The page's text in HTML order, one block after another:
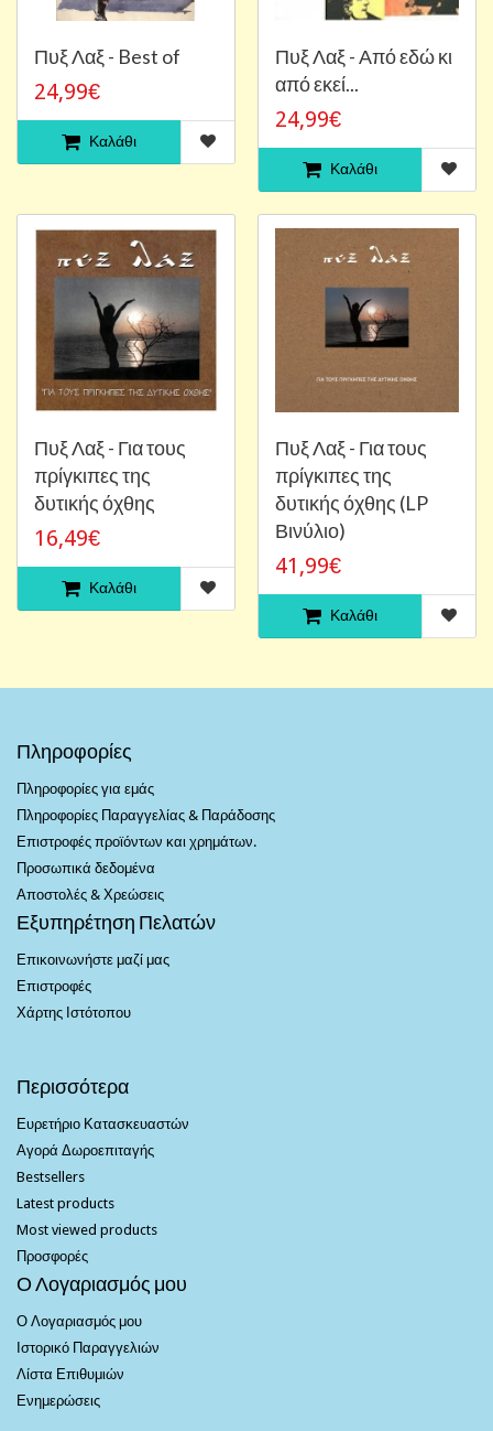
Πυξ Λαξ - Best of
24,99€
Καλάθι
Πυξ Λαξ - Από εδώ κι
από εκεί...
24,99€
Καλάθι
Πυξ Λαξ - Για τους
πρίγκιπες της
δυτικής όχθης
16,49€
Καλάθι
Πυξ Λαξ - Για τους
πρίγκιπες της
δυτικής όχθης (LP
Βινύλιο)
41,99€
Καλάθι
Πληροφορίες
Πληροφορίες για εμάς
Πληροφορίες Παραγγελίας & Παράδοσης
Επιστροφές προϊόντων και χρημάτων.
Προσωπικά δεδομένα
Αποστολές & Χρεώσεις
Εξυπηρέτηση Πελατών
Επικοινωνήστε μαζί μας
Επιστροφές
Χάρτης Ιστότοπου
Περισσότερα
Ευρετήριο Κατασκευαστών
Αγορά Δωροεπιταγής
Bestsellers
Latest products
Most viewed products
Προσφορές
Ο Λογαριασμός μου
Ο Λογαριασμός μου
Ιστορικό Παραγγελιών
Λίστα Επιθυμιών
Ενημερώσεις